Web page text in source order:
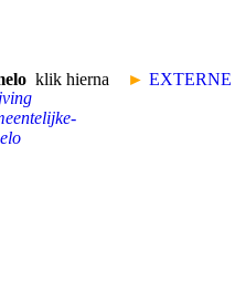
klik hierna ►